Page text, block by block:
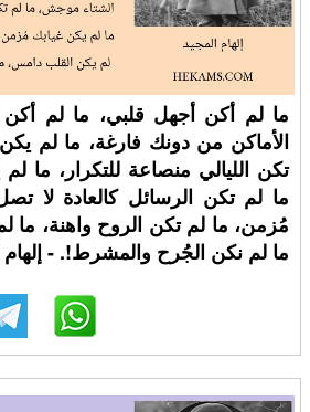
ما لم أكن أجهل قلبي، ما لم
الأماكن من دونك فارغة، ما لم
تكن الليالي منصاعة للتكرار، ما
ما لم تكن الرسائل كالعادة لا
مُزمن، ما لم تكن الروح واهنة، ما
ما لم نكن الجُرح والمشرط!. - إلهام